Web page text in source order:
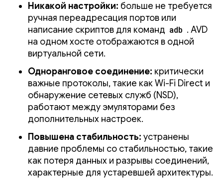
Никакой настройки: больше не требуется
ручная переадресация портов или
написание скриптов для команд adb . AVD
на одном хосте отображаются в одной
виртуальной сети.
Одноранговое соединение: критически
важные протоколы, такие как Wi-Fi Direct и
обнаружение сетевых служб (NSD),
работают между эмуляторами без
дополнительных настроек.
Повышена стабильность: устранены
давние проблемы со стабильностью, такие
как потеря данных и разрывы соединений,
характерные для устаревшей архитектуры.